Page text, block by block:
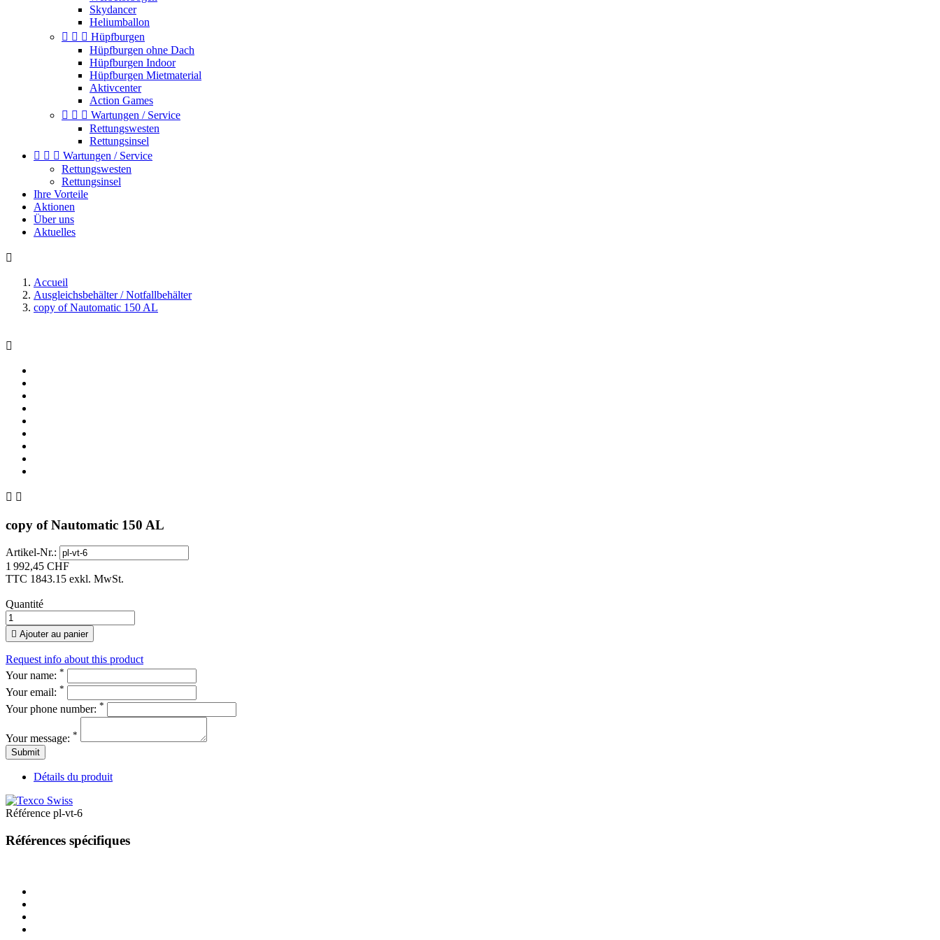
Skydancer
Heliumballon
   Hüpfburgen
Hüpfburgen ohne Dach
Hüpfburgen Indoor
Hüpfburgen Mietmaterial
Aktivcenter
Action Games
   Wartungen / Service
Rettungswesten
Rettungsinsel
   Wartungen / Service
Rettungswesten
Rettungsinsel
Ihre Vorteile
Aktionen
Über uns
Aktuelles

Accueil
Ausgleichsbehälter / Notfallbehälter
copy of Nautomatic 150 AL

 
copy of Nautomatic 150 AL
Artikel-Nr.:
1 992,45 CHF
TTC 1843.15 exkl. MwSt.
Quantité
 Ajouter au panier
Request info about this product
Your name: *
Your email: *
Your phone number: *
Your message: *
Submit
Détails du produit
Référence pl-vt-6
Références spécifiques